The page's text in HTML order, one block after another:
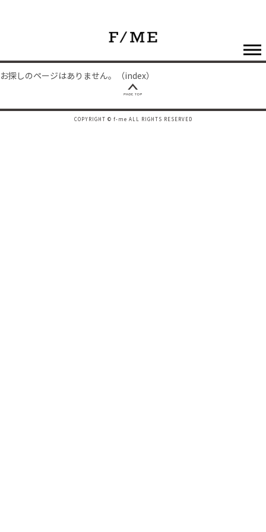
お探しのページはありません。（index）
COPYRIGHT © f-me ALL RIGHTS RESERVED